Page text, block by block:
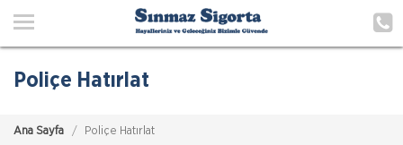
Ana Sayfa
Poliçe Hatırlat
Poliçe Hatırlat
Ana Sayfa Poliçe Hatırlat